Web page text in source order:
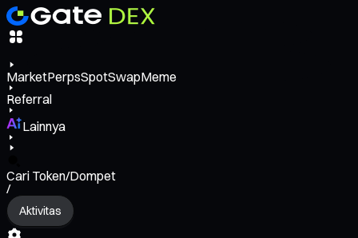
MarketPerpsSpotSwapMeme
Referral
Lainnya
Cari Token/Dompet
/
Aktivitas